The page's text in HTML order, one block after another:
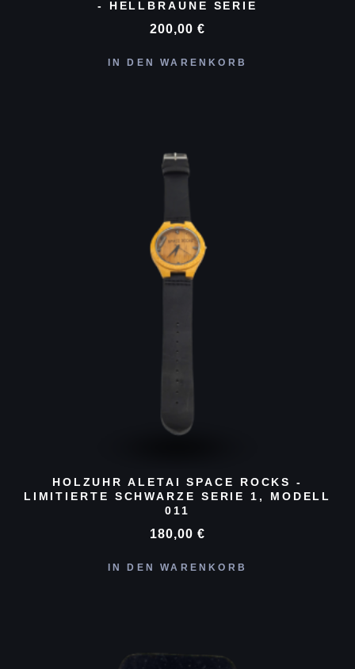
- HELLBRAUNE SERIE
200,00 €
IN DEN WARENKORB
HOLZUHR ALETAI SPACE ROCKS -
LIMITIERTE SCHWARZE SERIE 1, MODELL
011
180,00 €
IN DEN WARENKORB